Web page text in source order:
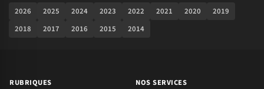
2026 2025 2024 2023 2022 2021 2020
2019
2018
2017 2016 2015 2014
RUBRIQUES
NOS SERVICES